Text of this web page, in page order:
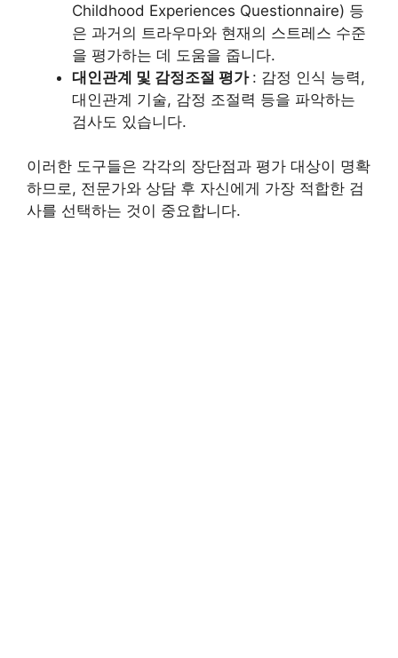
Childhood Experiences Questionnaire) 등
은 과거의 트라우마와 현재의 스트레스 수준
을 평가하는 데 도움을 줍니다.
대인관계 및 감정조절 평가 : 감정 인식 능력,
대인관계 기술, 감정 조절력 등을 파악하는
검사도 있습니다.
이러한 도구들은 각각의 장단점과 평가 대상이 명확
하므로, 전문가와 상담 후 자신에게 가장 적합한 검
사를 선택하는 것이 중요합니다.